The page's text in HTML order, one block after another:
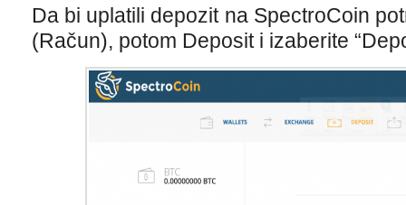
Da bi uplatili depozit na SpectroCoin
(Račun), potom Deposit i izaberite